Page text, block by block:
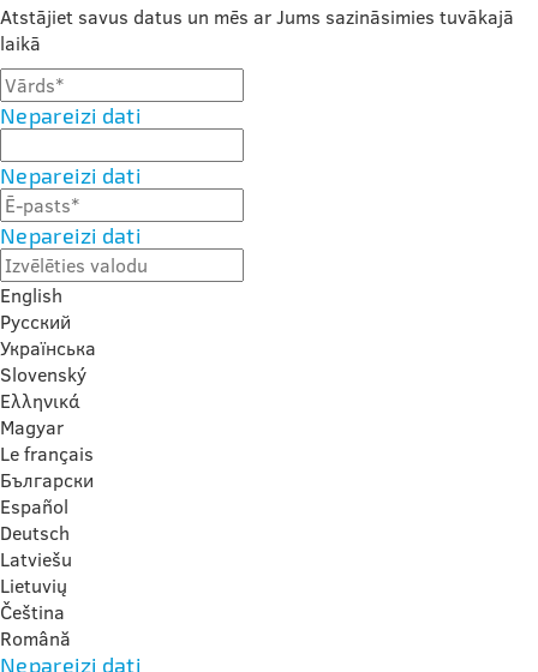
Atstājiet savus datus un mēs ar Jums sazināsimies tuvākajā
laikā
Nepareizi dati
Nepareizi dati
Nepareizi dati
English
Русский
Українська
Slovenský
Ελληνικά
Magyar
Le français
Български
Español
Deutsch
Latviešu
Lietuvių
Čeština
Română
Nepareizi dati